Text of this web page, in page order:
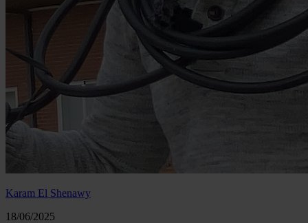
Karam El Shenawy
18/06/2025